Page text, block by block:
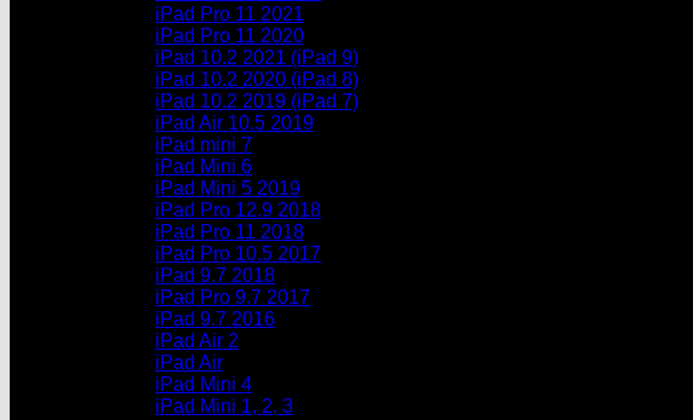
iPad Pro 11 2021
iPad Pro 11 2020
iPad 10.2 2021 (iPad 9)
iPad 10.2 2020 (iPad 8)
iPad 10.2 2019 (iPad 7)
iPad Air 10.5 2019
iPad mini 7
iPad Mini 6
iPad Mini 5 2019
iPad Pro 12.9 2018
iPad Pro 11 2018
iPad Pro 10.5 2017
iPad 9.7 2018
iPad Pro 9.7 2017
iPad 9.7 2016
iPad Air 2
iPad Air
iPad Mini 4
iPad Mini 1, 2, 3